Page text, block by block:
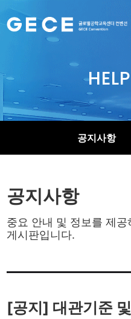
공지사항
공지사항
중요 안내 및 정보를 제
게시판입니다.
[공지] 대관기준